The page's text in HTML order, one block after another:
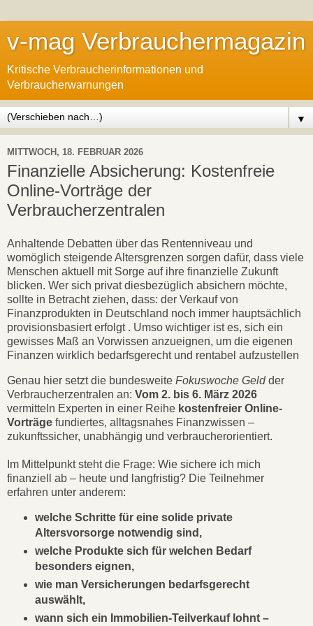
v-mag Verbrauchermagazin
Kritische Verbraucherinformationen und
Verbraucherwarnungen
▼
MITTWOCH, 18. FEBRUAR 2026
Finanzielle Absicherung: Kostenfreie
Online-Vorträge der
Verbraucherzentralen
Anhaltende Debatten über das Rentenniveau und
womöglich steigende Altersgrenzen sorgen dafür, dass viele
Menschen aktuell mit Sorge auf ihre finanzielle Zukunft
blicken. Wer sich privat diesbezüglich absichern möchte,
sollte in Betracht ziehen, dass: der Verkauf von
Finanzprodukten in Deutschland noch immer hauptsächlich
provisionsbasiert erfolgt . Umso wichtiger ist es, sich ein
gewisses Maß an Vorwissen anzueignen, um die eigenen
Finanzen wirklich bedarfsgerecht und rentabel aufzustellen
Genau hier setzt die bundesweite Fokuswoche Geldder
Verbraucherzentralen an: Vom 2. bis 6. März 2026
vermitteln Experten in einer Reihe kostenfreier Online-
Vorträge fundiertes, alltagsnahes Finanzwissen –
zukunftssicher, unabhängig und verbraucherorientiert.
Im Mittelpunkt steht die Frage: Wie sichere ich mich
finanziell ab – heute und langfristig? Die Teilnehmer
erfahren unter anderem:
welche Schritte für eine solide private
Altersvorsorge notwendig sind,
welche Produkte sich für welchen Bedarf
besonders eignen,
wie man Versicherungen bedarfsgerecht
auswählt,
wann sich ein Immobilien-Teilverkauf lohnt –